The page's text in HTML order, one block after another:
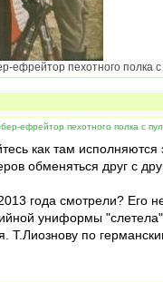
пехотного полка
ефрейтор пехотного полка с
как там исполняются
обменяться друг с
года смотрели? Его
униформы
Т.Лиознову по